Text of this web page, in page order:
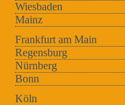
Wiesbaden
Mainz
Frankfurt am Main
Regensburg
Nürnberg
Bonn
Köln